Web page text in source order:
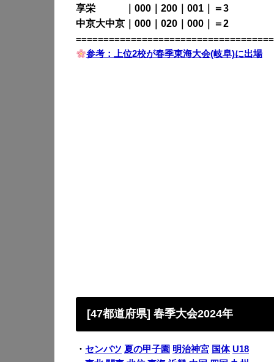
享栄 ｜000｜200｜001｜＝3
中京大中京｜000｜020｜000｜＝2
参考：上位2校が春季東海大会(岐阜)に出場
[47都道府県] 春季大会2024年
・ センバツ 夏の甲子園 明治神宮 国体 U18